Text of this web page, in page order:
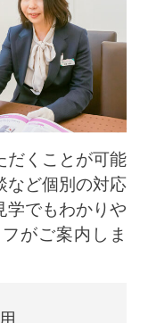
だくことが可能
など個別の対応
学でもわかりや
がご案内しま